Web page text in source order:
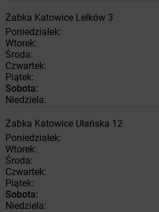
Żabka Katowice Lelków 3
Poniedziałek:
Wtorek:
Środa:
Czwartek:
Piątek:
Sobota:
Niedziela:
Żabka Katowice Ułańska 12
Poniedziałek:
Wtorek:
Środa:
Czwartek:
Piątek:
Sobota:
Niedziela: